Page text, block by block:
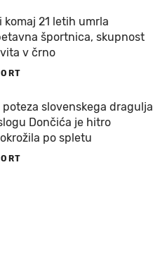
komaj 21 letih umrla
športnica, skupnost
v črno
poteza slovenskega dragulja
Dončića je hitro
po spletu